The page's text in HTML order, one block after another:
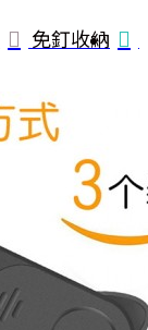
免釘收納